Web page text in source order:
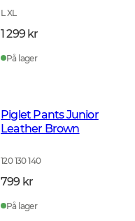
L XL
1 299 kr
På lager
Piglet Pants Junior
Leather Brown
120 130 140
799 kr
På lager